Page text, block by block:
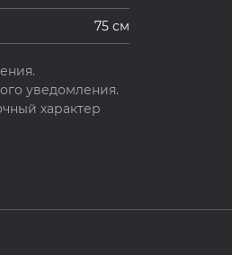
75 см
уведомления.
характер